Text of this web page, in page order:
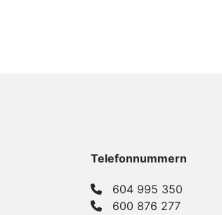
Telefonnummern
604 995 350
600 876 277